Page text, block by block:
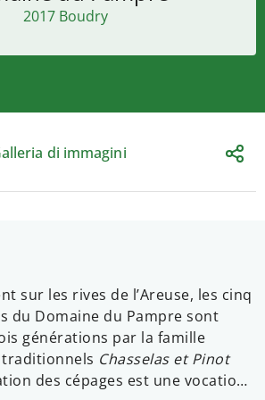
2017 Boudry
di immagini
sur les rives de l’Areuse, les cinq
du Domaine du Pampre sont
générations par la famille
Chasselas et Pinot
des cépages est une vocation